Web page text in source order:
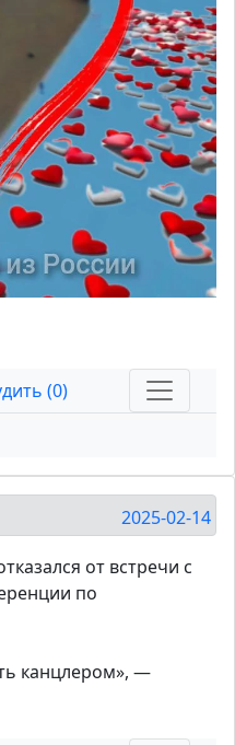
(0)
2025-02-14
от встречи с
по
канцлером», —